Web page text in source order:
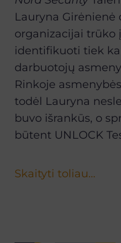
Lauryna Girėnienė
organizacijai trūko
identifikuoti tiek
darbuotojų
Rinkoje
todėl Lauryna
buvo išrankūs, o
būtent UNLOCK
Skaityti toliau…